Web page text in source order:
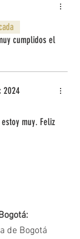
cumplidos el
2024
muy. Feliz
de Bogotá